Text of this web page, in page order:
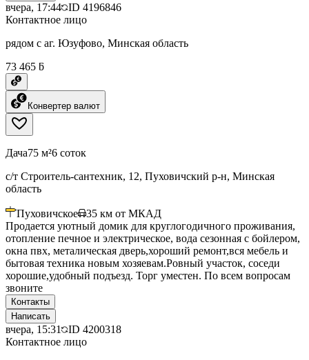
вчера, 17:44 ID 4196846
Контактное лицо
рядом с аг. Юзуфово, Минская область
73 465 ƃ
Конвертер валют
Дача75 м²6 соток
с/т Строитель-сантехник, 12, Пуховичский р-н, Минская
область
Пуховичское 35 км от МКАД
Продается уютный домик для круглогодичного проживания,
отопление печное и электрическое, вода сезонная с бойлером,
окна пвх, металическая дверь,хороший ремонт,вся мебель и
бытовая техника новым хозяевам.Ровный участок, соседи
хорошие,удобный подъезд. Торг уместен. По всем вопросам
звоните
Контакты
Написать
вчера, 15:31 ID 4200318
Контактное лицо